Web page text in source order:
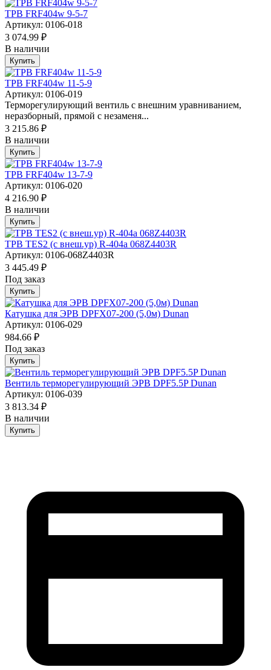
ТРВ FRF404w 9-5-7
Артикул: 0106-018
3 074.99 ₽
В наличии
Купить
ТРВ FRF404w 11-5-9
Артикул: 0106-019
Терморегулирующий вентиль с внешним уравниванием,
неразборный, прямой с незаменя...
3 215.86 ₽
В наличии
Купить
ТРВ FRF404w 13-7-9
Артикул: 0106-020
4 216.90 ₽
В наличии
Купить
ТРВ TES2 (с внеш.ур) R-404a 068Z4403R
Артикул: 0106-068Z4403R
3 445.49 ₽
Под заказ
Купить
Катушка для ЭРВ DPFX07-200 (5,0м) Dunan
Артикул: 0106-029
984.66 ₽
Под заказ
Купить
Вентиль терморегулирующий ЭРВ DPF5.5P Dunan
Артикул: 0106-039
3 813.34 ₽
В наличии
Купить